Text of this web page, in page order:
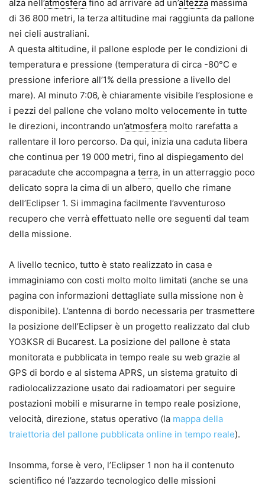
alza nell’atmosfera fino ad arrivare ad un’altezza massima
di 36 800 metri, la terza altitudine mai raggiunta da pallone
nei cieli australiani.
A questa altitudine, il pallone esplode per le condizioni di
temperatura e pressione (temperatura di circa -80°C e
pressione inferiore all’1% della pressione a livello del
mare). Al minuto 7:06, è chiaramente visibile l’esplosione e
i pezzi del pallone che volano molto velocemente in tutte
le direzioni, incontrando un’atmosfera molto rarefatta a
rallentare il loro percorso. Da qui, inizia una caduta libera
che continua per 19 000 metri, fino al dispiegamento del
paracadute che accompagna a terra, in un atterraggio poco
delicato sopra la cima di un albero, quello che rimane
dell’Eclipser 1. Si immagina facilmente l’avventuroso
recupero che verrà effettuato nelle ore seguenti dal team
della missione.
A livello tecnico, tutto è stato realizzato in casa e
immaginiamo con costi molto molto limitati (anche se una
pagina con informazioni dettagliate sulla missione non è
disponibile). L’antenna di bordo necessaria per trasmettere
la posizione dell’Eclipser è un progetto realizzato dal club
YO3KSR di Bucarest. La posizione del pallone è stata
monitorata e pubblicata in tempo reale su web grazie al
GPS di bordo e al sistema APRS, un sistema gratuito di
radiolocalizzazione usato dai radioamatori per seguire
postazioni mobili e misurarne in tempo reale posizione,
velocità, direzione, status operativo (la mappa della
traiettoria del pallone pubblicata online in tempo reale).
Insomma, forse è vero, l’Eclipser 1 non ha il contenuto
scientifico né l’azzardo tecnologico delle missioni